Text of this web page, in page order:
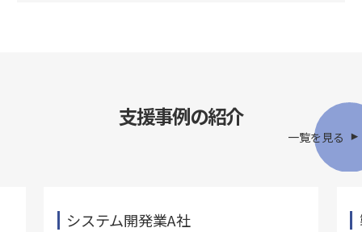
支援事例の紹介
一覧を見る
システム開発業A社